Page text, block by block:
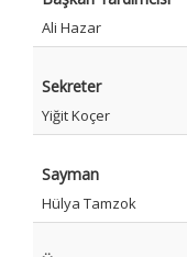
Ali Hazar
Sekreter
Yiğit Koçer
Sayman
Hülya Tamzok